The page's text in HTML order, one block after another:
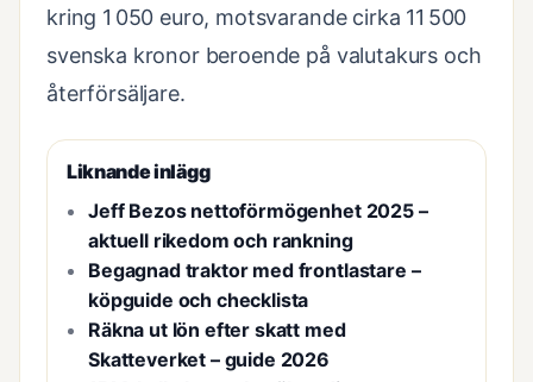
kring 1 050 euro, motsvarande cirka 11 500
svenska kronor beroende på valutakurs och
återförsäljare.
Liknande inlägg
Jeff Bezos nettoförmögenhet 2025 –
aktuell rikedom och rankning
Begagnad traktor med frontlastare –
köpguide och checklista
Räkna ut lön efter skatt med
Skatteverket – guide 2026